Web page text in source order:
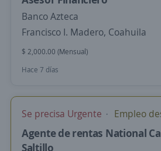
Banco Azteca
Francisco I. Madero, Coahuila
$ 2,000.00 (Mensual)
Hace 7 días
Se precisa Urgente Empleo
Agente de rentas National
Saltillo